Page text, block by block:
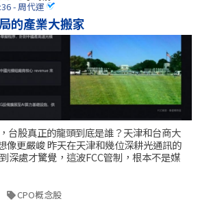
- 周代運
的產業大搬家
台股真正的龍頭到底是誰？天津和台商大
像更嚴峻 昨天在天津和幾位深耕光通訊的
深處才驚覺，這波FCC管制，根本不是媒
CPO概念股